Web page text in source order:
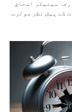
خارجہ سینیٹر اسحاق
کے پیش نظر سولر...